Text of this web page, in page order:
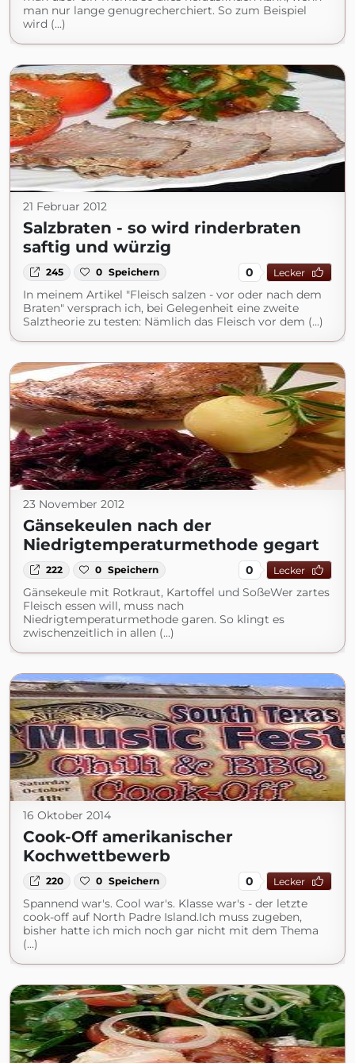
man nur lange genugrecherchiert. So zum Beispiel
wird (...)
21 Februar 2012
Salzbraten - so wird rinderbraten
saftig und würzig
245 0 Speichern 0 Lecker
In meinem Artikel "Fleisch salzen - vor oder nach dem
Braten" versprach ich, bei Gelegenheit eine zweite
Salztheorie zu testen: Nämlich das Fleisch vor dem (...)
23 November 2012
Gänsekeulen nach der
Niedrigtemperaturmethode gegart
222 0 Speichern 0 Lecker
Gänsekeule mit Rotkraut, Kartoffel und SoßeWer zartes
Fleisch essen will, muss nach
Niedrigtemperaturmethode garen. So klingt es
zwischenzeitlich in allen (...)
16 Oktober 2014
Cook-Off amerikanischer
Kochwettbewerb
220 0 Speichern 0 Lecker
Spannend war's. Cool war's. Klasse war's - der letzte
cook-off auf North Padre Island.Ich muss zugeben,
bisher hatte ich mich noch gar nicht mit dem Thema
(...)